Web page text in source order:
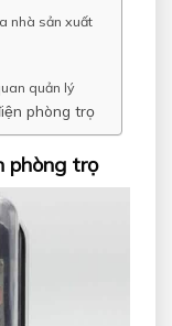
nhà sản xuất
quản lý
phòng trọ
phòng trọ